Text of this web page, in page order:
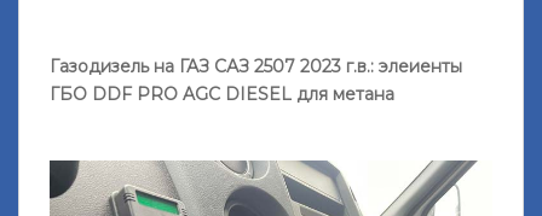
Газодизель на ГАЗ САЗ 2507 2023 г.в.: элеиенты
ГБО DDF PRO AGС DIESEL для метана